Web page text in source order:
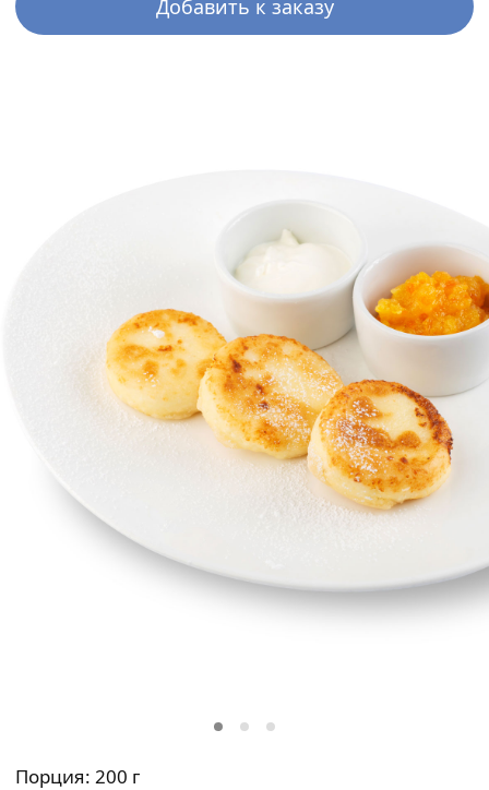
Порция: 200 г
Добавить к заказу